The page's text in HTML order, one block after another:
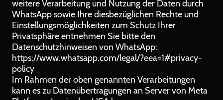
weitere Verarbeitung und Nutzung der Daten durch
WhatsApp sowie Ihre diesbezüglichen Rechte und
Einstellungsmöglichkeiten zum Schutz Ihrer
Privatsphäre entnehmen Sie bitte den
Datenschutzhinweisen von WhatsApp:
https://www.whatsapp.com/legal/?eea=1#privacy-
policy
Im Rahmen der oben genannten Verarbeitungen
kann es zu Datenübertragungen an Server von Meta